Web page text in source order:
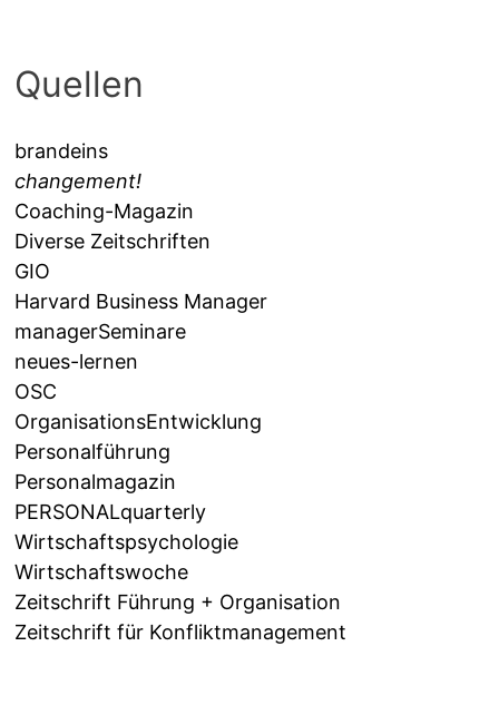
Quellen
brandeins
changement!
Coaching-Magazin
Diverse Zeitschriften
GIO
Harvard Business Manager
managerSeminare
neues-lernen
OSC
OrganisationsEntwicklung
Personalführung
Personalmagazin
PERSONALquarterly
Wirtschaftspsychologie
Wirtschaftswoche
Zeitschrift Führung + Organisation
Zeitschrift für Konfliktmanagement